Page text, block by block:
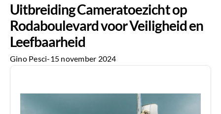
Uitbreiding Cameratoezicht op
Rodaboulevard voor Veiligheid en
Leefbaarheid
Gino Pesci-15 november 2024